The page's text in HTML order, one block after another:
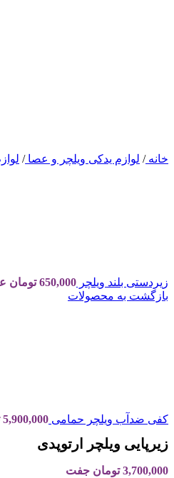
خانه/ لوازم یدکی ویلچر و عصا/
زیردستی بلند ویلچر 650,000 تومان
بازگشت به محصولات
کفی ضدآب ویلچر حمامی 5,900,000
زیرپایی ویلچر ارتوپدی
3,700,000 تومان جفت